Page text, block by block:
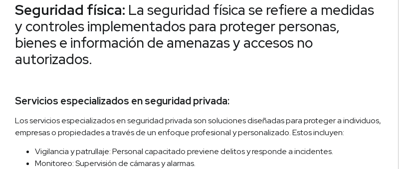
Seguridad física: La seguridad física se refiere a medidas
y controles implementados para proteger personas,
bienes e información de amenazas y accesos no
autorizados.
Servicios especializados en seguridad privada:
Los servicios especializados en seguridad privada son soluciones diseñadas para proteger a individuos,
empresas o propiedades a través de un enfoque profesional y personalizado. Estos incluyen:
Vigilancia y patrullaje: Personal capacitado previene delitos y responde a incidentes.
Monitoreo: Supervisión de cámaras y alarmas.